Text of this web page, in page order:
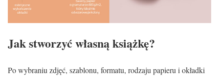
Jak stworzyć własną książkę?
Po wybraniu zdjęć, szablonu, formatu, rodzaju papieru i okładki